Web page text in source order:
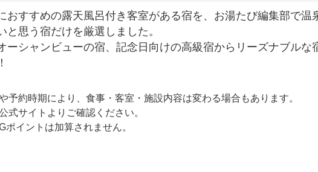
すすめの露天風呂付き客室がある宿を、お湯たび編集部で温
思う宿だけを厳選しました。
シャンビューの宿、記念日向けの高級宿からリーズナブルな
約時期により、食事・客室・施設内容は変わる場合もあります。
式サイトよりご確認ください。
イントは加算されません。